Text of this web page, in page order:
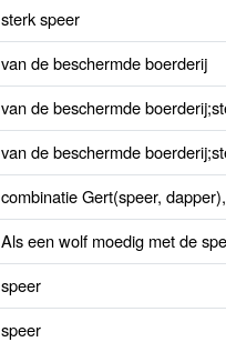
sterk speer
van de beschermde boerderij
van de beschermde
van de beschermde
combinatie Gert(speer,
Als een wolf moedig met de
speer
speer